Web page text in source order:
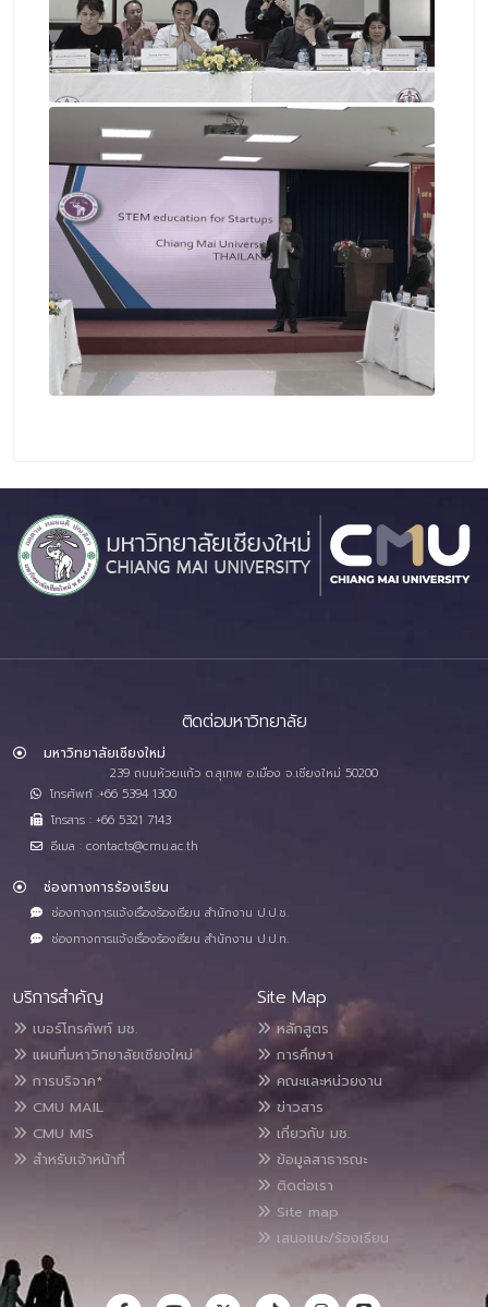
ติดต่อมหาวิทยาลัย
มหาวิทยาลัยเชียงใหม่
239 ถนนห้วยแก้ว ต.สุเทพ อ.เมือง จ.เชียงใหม่ 50200
โทรศัพท์ :+66 5394 1300
โทรสาร : +66 5321 7143
อีเมล : contacts@cmu.ac.th
ช่องทางการร้องเรียน
ช่องทางการแจ้งเรื่องร้องเรียน สำนักงาน ป.ป.ช.
ช่องทางการแจ้งเรื่องร้องเรียน สำนักงาน ป.ป.ท.
บริการสำคัญ
เบอร์โทรศัพท์ มช.
แผนที่มหาวิทยาลัยเชียงใหม่
การบริจาค*
CMU MAIL
CMU MIS
สำหรับเจ้าหน้าที่
Site Map
หลักสูตร
การศึกษา
คณะและหน่วยงาน
ข่าวสาร
เกี่ยวกับ มช.
ข้อมูลสาธารณะ
ติดต่อเรา
Site map
เสนอแนะ/ร้องเรียน